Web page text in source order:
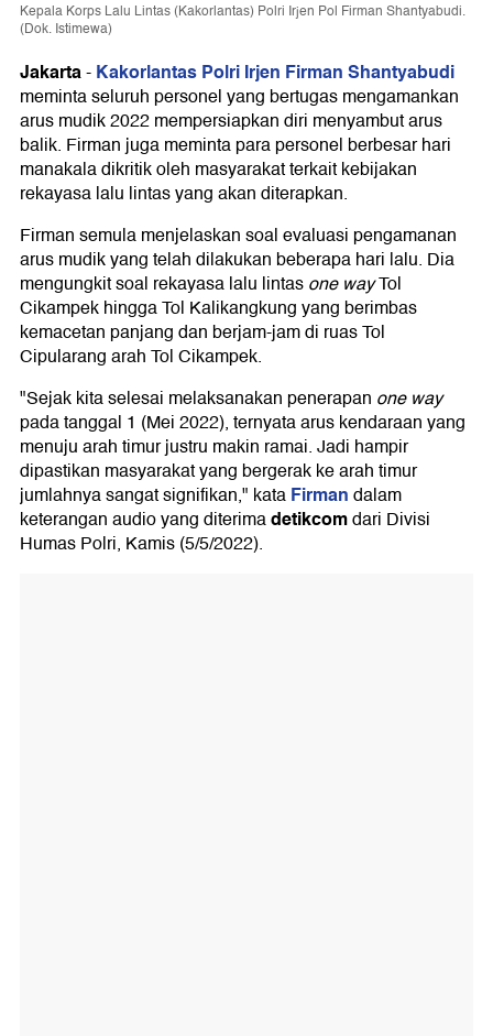
Kepala Korps Lalu Lintas (Kakorlantas) Polri Irjen Pol Firman Shantyabudi.
(Dok. Istimewa)
Jakarta-Kakorlantas Polri Irjen Firman Shantyabudi
meminta seluruh personel yang bertugas mengamankan
arus mudik 2022 mempersiapkan diri menyambut arus
balik. Firman juga meminta para personel berbesar hari
manakala dikritik oleh masyarakat terkait kebijakan
rekayasa lalu lintas yang akan diterapkan.
Firman semula menjelaskan soal evaluasi pengamanan
arus mudik yang telah dilakukan beberapa hari lalu. Dia
mengungkit soal rekayasa lalu lintasone wayTol
Cikampek hingga Tol Kalikangkung yang berimbas
kemacetan panjang dan berjam-jam di ruas Tol
Cipularang arah Tol Cikampek.
"Sejak kita selesai melaksanakan penerapan one way
pada tanggal 1 (Mei 2022), ternyata arus kendaraan yang
menuju arah timur justru makin ramai. Jadi hampir
dipastikan masyarakat yang bergerak ke arah timur
jumlahnya sangat signifikan," kataFirmandalam
keterangan audio yang diterimadetikcomdari Divisi
Humas Polri, Kamis (5/5/2022).